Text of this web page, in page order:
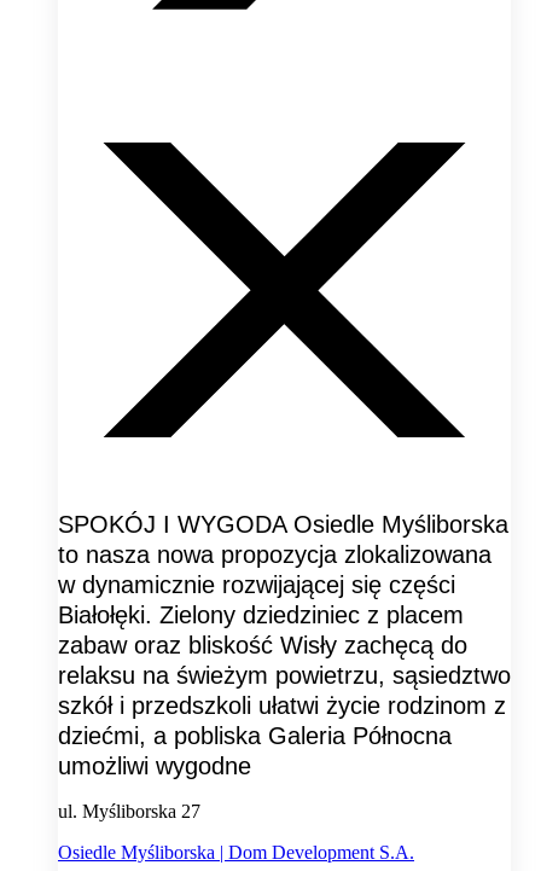
SPOKÓJ I WYGODA Osiedle Myśliborska
to nasza nowa propozycja zlokalizowana
w dynamicznie rozwijającej się części
Białołęki. Zielony dziedziniec z placem
zabaw oraz bliskość Wisły zachęcą do
relaksu na świeżym powietrzu, sąsiedztwo
szkół i przedszkoli ułatwi życie rodzinom z
dziećmi, a pobliska Galeria Północna
umożliwi wygodne
ul. Myśliborska 27
Osiedle Myśliborska | Dom Development S.A.